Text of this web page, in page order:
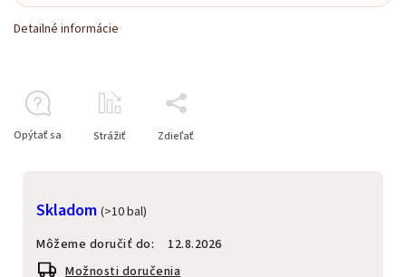
Skladom (>10 bal)
Môžeme doručiť do:
12.8.2026
Možnosti doručenia
Detailné informácie
Opýtať sa Strážiť Zdieľať